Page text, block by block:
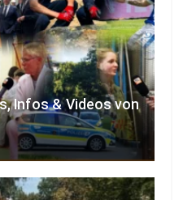
Infos & Videos von